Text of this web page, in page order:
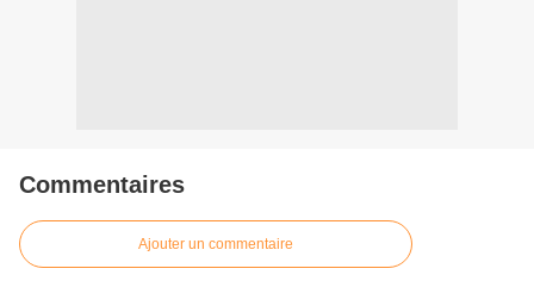
Commentaires
Ajouter un commentaire